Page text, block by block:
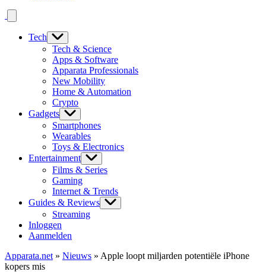
Tech
Tech & Science
Apps & Software
Apparata Professionals
New Mobility
Home & Automation
Crypto
Gadgets
Smartphones
Wearables
Toys & Electronics
Entertainment
Films & Series
Gaming
Internet & Trends
Guides & Reviews
Streaming
Inloggen
Aanmelden
Apparata.net » Nieuws » Apple loopt miljarden potentiële iPhone
kopers mis